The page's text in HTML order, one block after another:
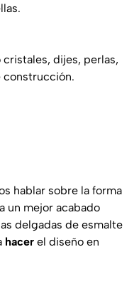
dijes, perlas,
construcción.
hablar sobre la forma
un mejor acabado
delgadas de esmalte
hacer el diseño en